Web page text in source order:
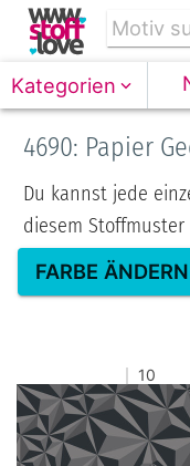
Kategorien
4690: Papier
Du kannst jede
diesem
FARBE ÄNDERN